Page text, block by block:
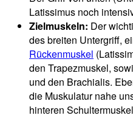
Latissimus noch
Zielmuskeln: Der
des breiten Untergriff,
Rückenmuskel
den Trapezmuskel,
und den Brachialis.
die Muskulatur nahe
hinteren